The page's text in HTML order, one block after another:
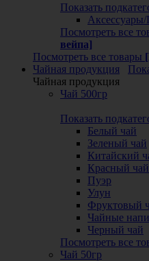
Показать
Посмотреть все
вейпа]
Посмотреть все товары
Чайная продукция
Чайная продукция
Чай 500гр
Показать
Белый чай
Зеленый чай
Китайский
Красный чай
Пуэр
Улун
Фруктовый
Чайные
Черный чай
Посмотреть все
Чай 50гр